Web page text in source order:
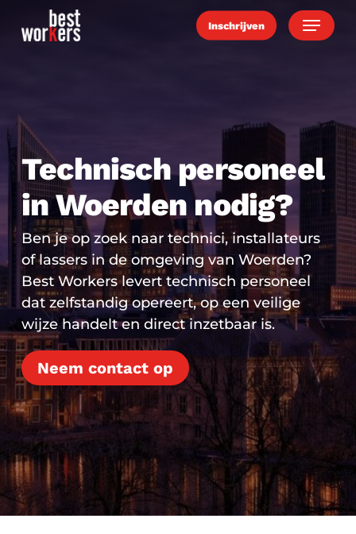
Inschrijven Menu
Technisch personeel
in Woerden nodig?
Ben je op zoek naar technici, installateurs
of lassers in de omgeving van Woerden?
Best Workers levert technisch personeel
dat zelfstandig opereert, op een veilige
wijze handelt en direct inzetbaar is.
Neem contact op